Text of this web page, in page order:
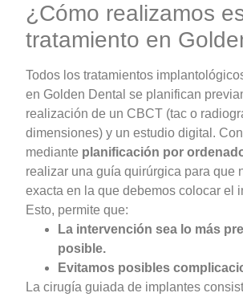
¿Cómo realizamos
tratamiento en
Todos los tratamientos
en Golden Dental se planifican
realización de un CBCT (tac o
dimensiones) y un estudio digital.
mediante planificación por
realizar una guía quirúrgica para que
exacta en la que debemos colocar el
Esto, permite que:
La intervención sea lo más
posible.
Evitamos posibles
La cirugía guiada de implantes